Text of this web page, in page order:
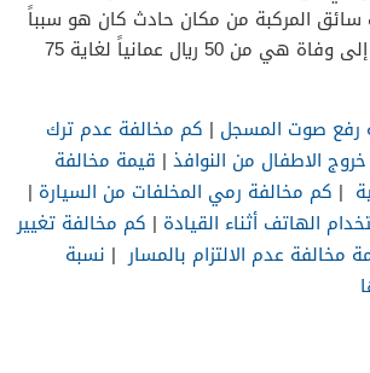
المركبة من مكان حادث كان هو سبباً
فيه، وقد أدى إلى وفاة هي من 50 ريال عمانياً لغاية 75
رفع صوت المسجل | كم مخالفة عدم ترك
الاطفال من النوافذ | قيمة مخالفة
| كم مخالفة رمي المخلفات من السيارة |
الهاتف أثناء القيادة | كم مخالفة تغيير
مخالفة عدم الالتزام بالمسار | نسبة